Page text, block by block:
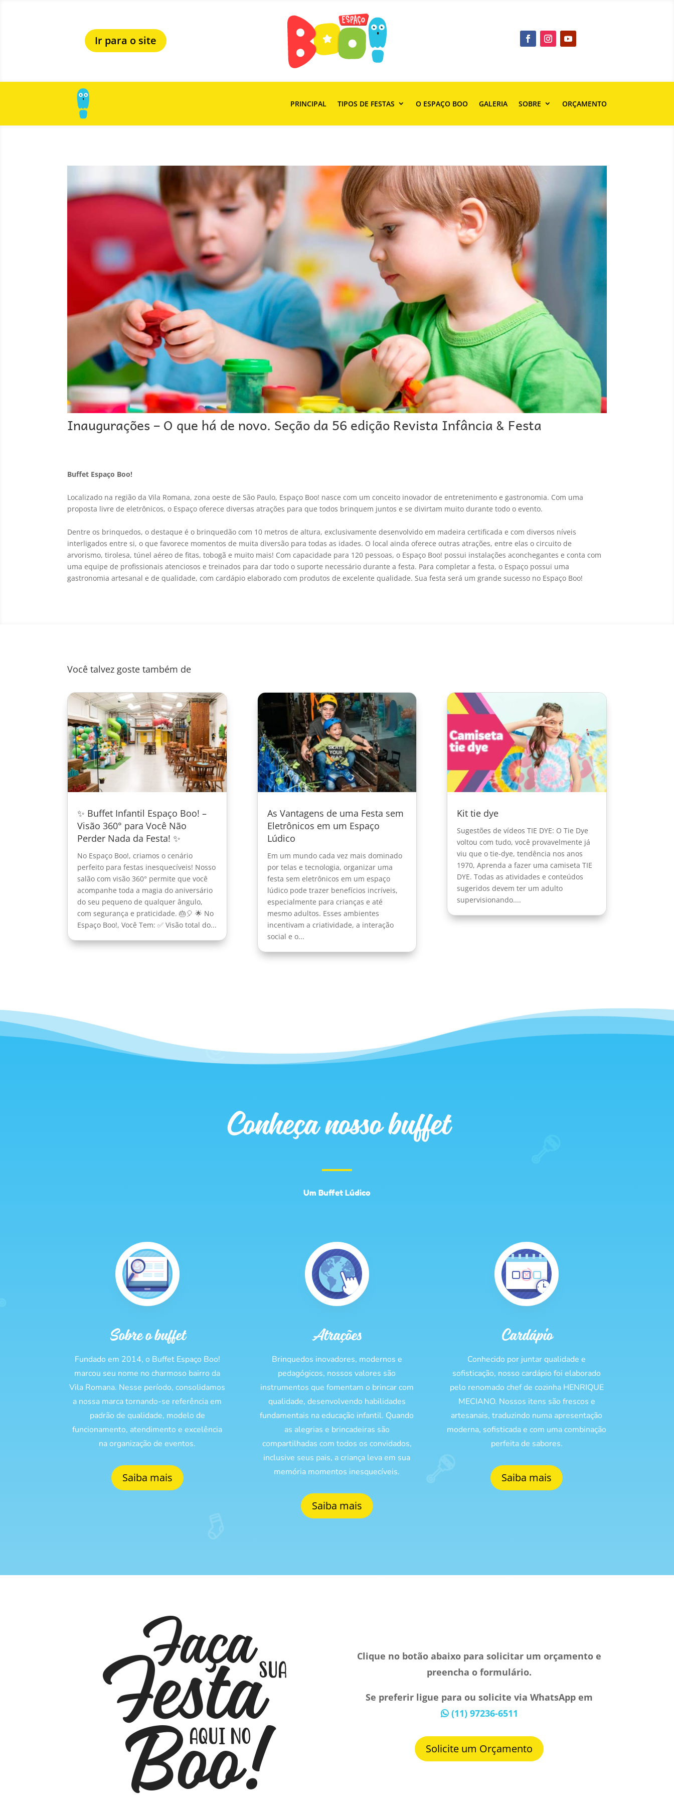
Ir para o site
PRINCIPAL TIPOS DE FESTAS O ESPAÇO BOO GALERIA SOBRE ORÇAMENTO
Inaugurações – O que há de novo. Seção da 56 edição Revista Infância & Festa
Buffet Espaço Boo!
Localizado na região da Vila Romana, zona oeste de São Paulo, Espaço Boo! nasce com um conceito inovador de entretenimento e gastronomia. Com uma
proposta livre de eletrônicos, o Espaço oferece diversas atrações para que todos brinquem juntos e se divirtam muito durante todo o evento.
Dentre os brinquedos, o destaque é o brinquedão com 10 metros de altura, exclusivamente desenvolvido em madeira certificada e com diversos níveis
interligados entre si, o que favorece momentos de muita diversão para todas as idades. O local ainda oferece outras atrações, entre elas o circuito de
arvorismo, tirolesa, túnel aéreo de fitas, tobogã e muito mais! Com capacidade para 120 pessoas, o Espaço Boo! possui instalações aconchegantes e conta com
uma equipe de profissionais atenciosos e treinados para dar todo o suporte necessário durante a festa. Para completar a festa, o Espaço possui uma
gastronomia artesanal e de qualidade, com cardápio elaborado com produtos de excelente qualidade. Sua festa será um grande sucesso no Espaço Boo!
Você talvez goste também de
✨ Buffet Infantil Espaço Boo! –
Visão 360° para Você Não
Perder Nada da Festa! ✨
No Espaço Boo!, criamos o cenário
perfeito para festas inesquecíveis! Nosso
salão com visão 360° permite que você
acompanhe toda a magia do aniversário
do seu pequeno de qualquer ângulo,
com segurança e praticidade. 🎂🎈 🌟 No
Espaço Boo!, Você Tem: ✅ Visão total do...
As Vantagens de uma Festa sem
Eletrônicos em um Espaço
Lúdico
Em um mundo cada vez mais dominado
por telas e tecnologia, organizar uma
festa sem eletrônicos em um espaço
lúdico pode trazer benefícios incríveis,
especialmente para crianças e até
mesmo adultos. Esses ambientes
incentivam a criatividade, a interação
social e o...
Kit tie dye
Sugestões de vídeos TIE DYE: O Tie Dye
voltou com tudo, você provavelmente já
viu que o tie-dye, tendência nos anos
1970, Aprenda a fazer uma camiseta TIE
DYE. Todas as atividades e conteúdos
sugeridos devem ter um adulto
supervisionando....
Conheça nosso buffet
Um Buffet Lúdico
Sobre o buffet
Fundado em 2014, o Buffet Espaço Boo!
marcou seu nome no charmoso bairro da
Vila Romana. Nesse período, consolidamos
a nossa marca tornando-se referência em
padrão de qualidade, modelo de
funcionamento, atendimento e excelência
na organização de eventos.
Saiba mais
Atrações
Brinquedos inovadores, modernos e
pedagógicos, nossos valores são
instrumentos que fomentam o brincar com
qualidade, desenvolvendo habilidades
fundamentais na educação infantil. Quando
as alegrias e brincadeiras são
compartilhadas com todos os convidados,
inclusive seus pais, a criança leva em sua
memória momentos inesquecíveis.
Saiba mais
Cardápio
Conhecido por juntar qualidade e
sofisticação, nosso cardápio foi elaborado
pelo renomado chef de cozinha HENRIQUE
MECIANO. Nossos itens são frescos e
artesanais, traduzindo numa apresentação
moderna, sofisticada e com uma combinação
perfeita de sabores.
Saiba mais
Clique no botão abaixo para solicitar um orçamento e
preencha o formulário.
Se preferir ligue para ou solicite via WhatsApp em
(11) 97236-6511
Solicite um Orçamento